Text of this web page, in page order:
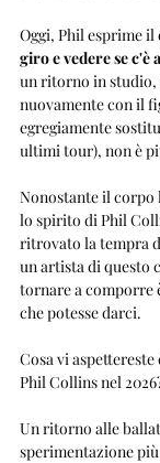
Oggi, Phil esprime
giro e vedere se c'è
un ritorno in studio,
nuovamente con il
egregiamente
ultimi tour), non è
Nonostante il corpo
lo spirito di Phil
ritrovato la tempra
un artista di questo
tornare a comporre
che potesse darci.
Cosa vi
Phil Collins nel
Un ritorno alle
sperimentazione